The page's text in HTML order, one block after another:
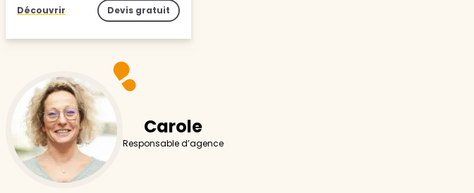
Découvrir Devis gratuit
Carole
Responsable d’agence